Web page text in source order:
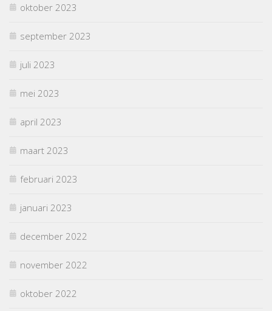
oktober 2023
september 2023
juli 2023
mei 2023
april 2023
maart 2023
februari 2023
januari 2023
december 2022
november 2022
oktober 2022